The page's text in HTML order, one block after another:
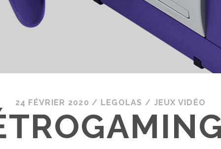
24 FÉVRIER 2020 / LEGOLAS / JEUX VIDÉO